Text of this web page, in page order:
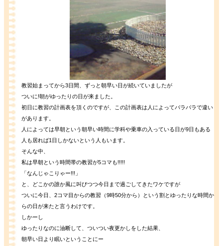
教習始まってから3日間、ずっと朝早い日が続いていましたが
ついに!朝がゆったりの日が来ました。
初日に教習の計画表を頂くのですが、この計画表は人によってバラバラで違い
があります。
人によっては早朝という朝早い時間に学科や乗車の入っている日が9日もある
人も居れば1日しかないという人もいます。
そんな中、
私は早朝という時間帯の教習が5コマも!!!!!
「なんじゃこりゃー!!!」
と、どこかの誰か風に叫びつつ今日まで過ごしてきたワケですが
ついに今日、2コマ目からの教習（9時50分から）という割とゆったりな時間か
らの日が来たと言うわけです。
しかーし
ゆったりなのに油断して、ついつい夜更かしをした結果、
朝早い日より眠いということにー